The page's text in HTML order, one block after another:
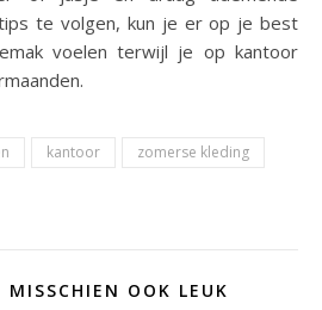
te volgen, kun je er op je best
voelen terwijl je op kantoor
kantoor zomerse kleding
OOK LEUK